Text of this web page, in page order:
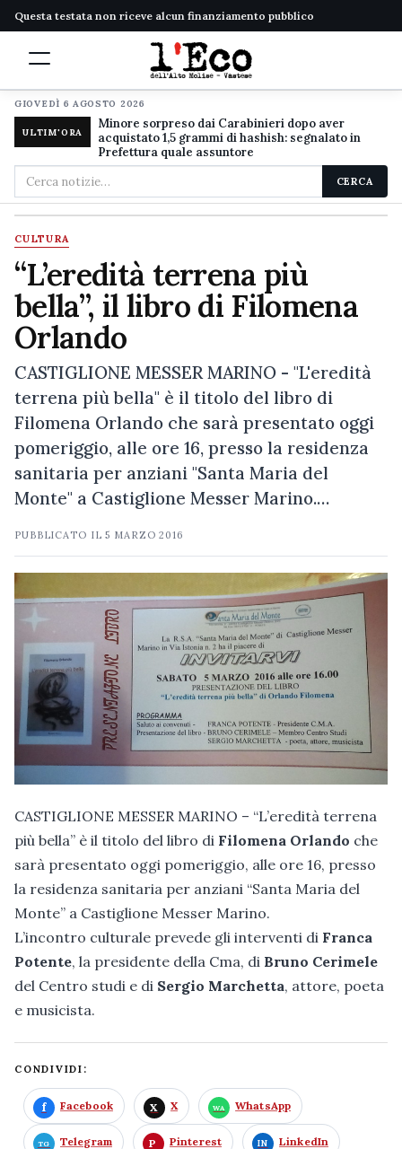
Questa testata non riceve alcun finanziamento pubblico
GIOVEDÌ 6 AGOSTO 2026
ULTIM'ORA
Minore sorpreso dai Carabinieri dopo aver
acquistato 1,5 grammi di hashish: segnalato in
Prefettura quale assuntore
Cerca
nel
sito
CERCA
CULTURA
“L’eredità terrena più
bella”, il libro di Filomena
Orlando
CASTIGLIONE MESSER MARINO - "L'eredità
terrena più bella" è il titolo del libro di
Filomena Orlando che sarà presentato oggi
pomeriggio, alle ore 16, presso la residenza
sanitaria per anziani "Santa Maria del
Monte" a Castiglione Messer Marino.…
PUBBLICATO IL5 MARZO 2016
CASTIGLIONE MESSER MARINO – “L’eredità terrena
più bella” è il titolo del libro di Filomena Orlando che
sarà presentato oggi pomeriggio, alle ore 16, presso
la residenza sanitaria per anziani “Santa Maria del
Monte” a Castiglione Messer Marino.
L’incontro culturale prevede gli interventi di Franca
Potente, la presidente della Cma, di Bruno Cerimele
del Centro studi e di Sergio Marchetta, attore, poeta
e musicista.
CONDIVIDI:
Facebook X WhatsApp
Telegram Pinterest LinkedIn